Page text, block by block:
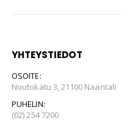
YHTEYSTIEDOT
OSOITE:
Noutokatu 3, 21100 Naantali
PUHELIN:
(02) 254 7200